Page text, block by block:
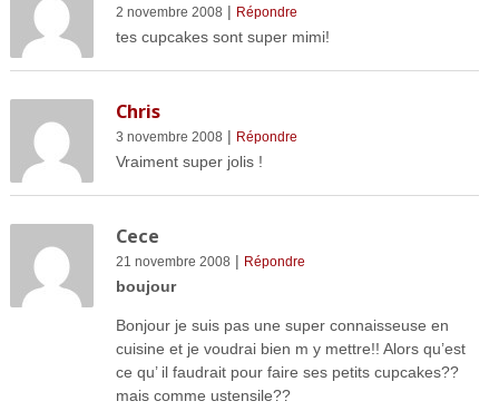
2 novembre 2008 | Répondre
tes cupcakes sont super mimi!
Chris
3 novembre 2008 | Répondre
Vraiment super jolis !
Cece
21 novembre 2008 | Répondre
boujour
Bonjour je suis pas une super connaisseuse en
cuisine et je voudrai bien m y mettre!! Alors qu’est
ce qu’ il faudrait pour faire ses petits cupcakes??
mais comme ustensile??